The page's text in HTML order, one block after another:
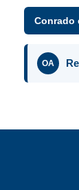
Conrado
OA